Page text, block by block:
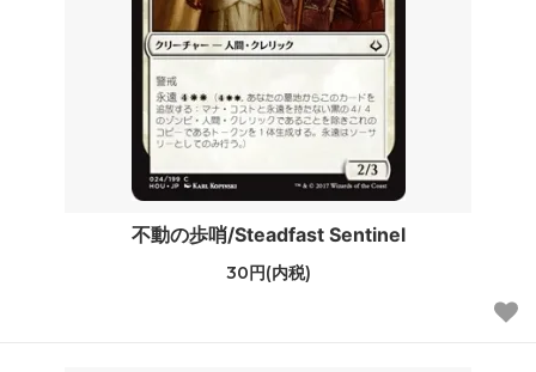
不動の歩哨/Steadfast Sentinel
30円(内税)